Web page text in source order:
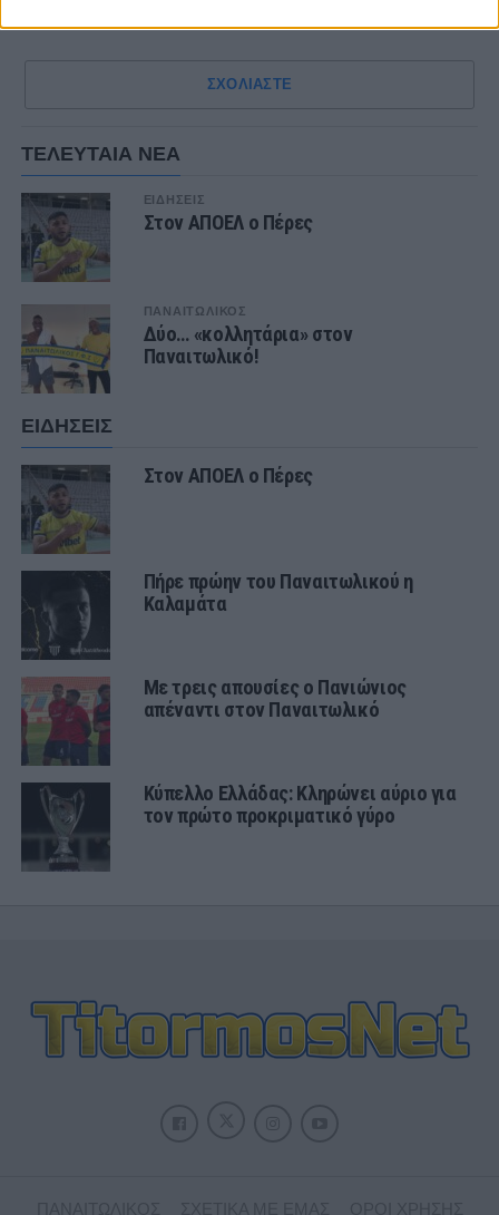
ΣΧΟΛΙΑΣΤΕ
ΤΕΛΕΥΤΑΙΑ ΝΕΑ
ΕΙΔΗΣΕΙΣ
Στον ΑΠΟΕΛ ο Πέρες
ΠΑΝΑΙΤΩΛΙΚΟΣ
Δύο… «κολλητάρια» στον
Παναιτωλικό!
ΕΙΔΗΣΕΙΣ
Στον ΑΠΟΕΛ ο Πέρες
Πήρε πρώην του Παναιτωλικού η
Καλαμάτα
Με τρεις απουσίες ο Πανιώνιος
απέναντι στον Παναιτωλικό
Κύπελλο Ελλάδας: Κληρώνει αύριο για
τον πρώτο προκριματικό γύρο